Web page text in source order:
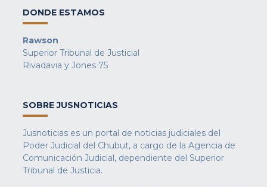
DONDE ESTAMOS
Rawson
Superior Tribunal de Justicial
Rivadavia y Jones 75
SOBRE JUSNOTICIAS
Jusnoticias es un portal de noticias judiciales del
Poder Judicial del Chubut, a cargo de la Agencia de
Comunicación Judicial, dependiente del Superior
Tribunal de Justicia.